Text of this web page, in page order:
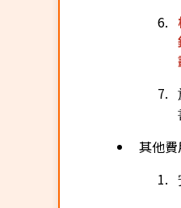
其他費